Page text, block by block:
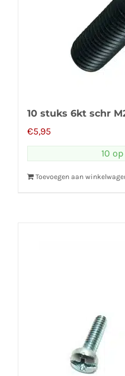
10 stuks 6kt schr
€5,95
10
Toevoegen aan